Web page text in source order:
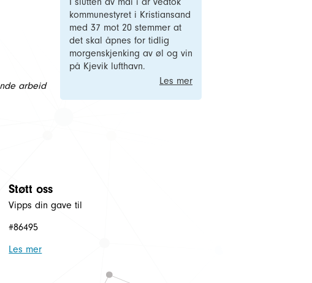
arbeid
kommunestyret i Kristiansand
med 37 mot 20 stemmer at
det skal åpnes for tidlig
morgenskjenking av øl og vin
på Kjevik lufthavn.
Les mer
Støtt oss
Vipps din gave til
#86495
Les mer